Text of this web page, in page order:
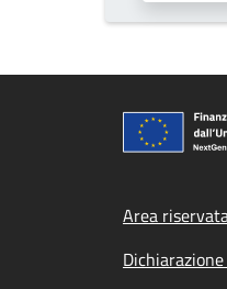
Area